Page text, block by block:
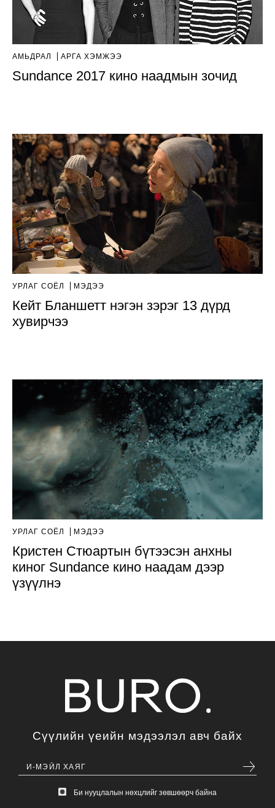
АМЬДРАЛ АРГА ХЭМЖЭЭ
Sundance 2017 кино наадмын зочид
УРЛАГ СОЁЛ МЭДЭЭ
Кейт Бланшетт нэгэн зэрэг 13 дүрд
хувирчээ
УРЛАГ СОЁЛ МЭДЭЭ
Кристен Стюартын бүтээсэн анхны
киног Sundance кино наадам дээр
үзүүлнэ
Сүүлийн үеийн мэдээлэл авч байх
Би нууцлалын нөхцлийг зөвшөөрч байна